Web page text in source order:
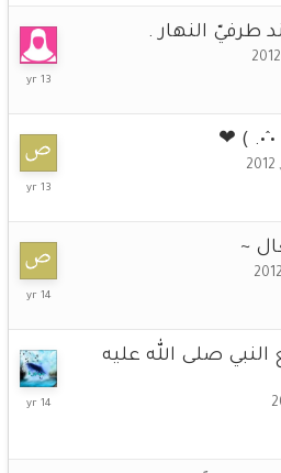
طرفيّ النهار .
10
2013
) ❤
25
~
30
2012
صلى الله عليه
29